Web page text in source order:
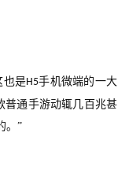
也是H5手机微端的一大
普通手游动辄几百兆甚
。”